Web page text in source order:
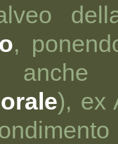
,
), ex